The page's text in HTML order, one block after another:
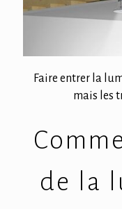
Faire entrer la
mais les
de la